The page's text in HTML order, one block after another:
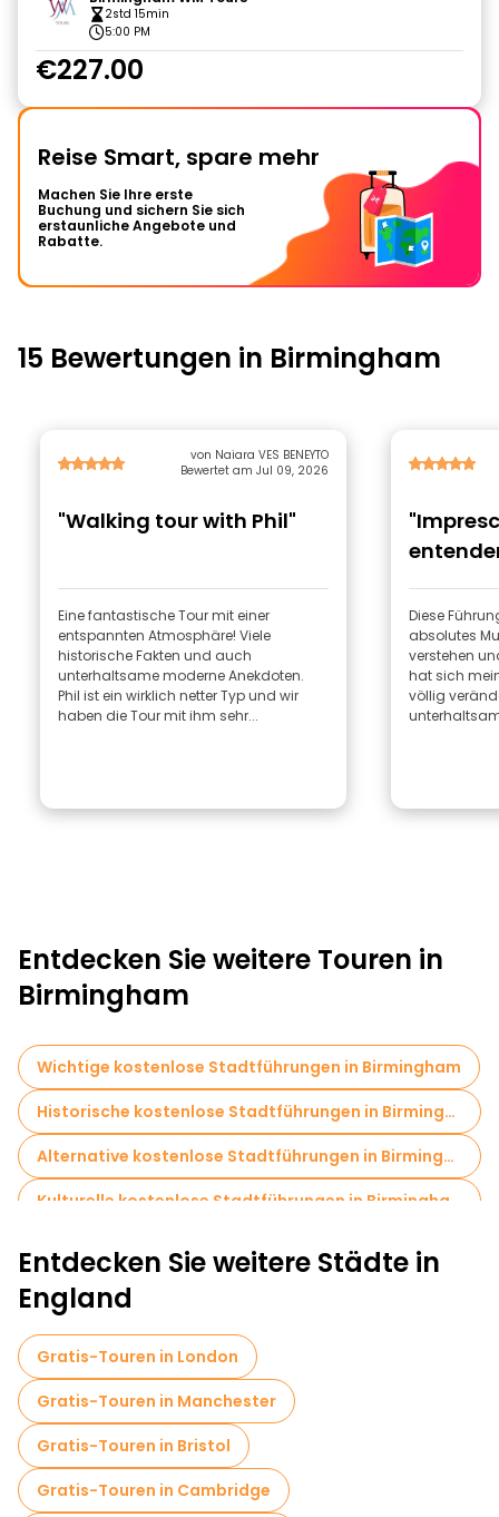
2std 15min
5:00 PM
€227.00
Reise Smart, spare mehr
Machen Sie Ihre erste
Buchung und sichern Sie sich
erstaunliche Angebote und
Rabatte.
15 Bewertungen in Birmingham
von Naiara VES BENEYTO
Bewertet am Jul 09, 2026
"Walking tour with Phil"
Eine fantastische Tour mit einer
entspannten Atmosphäre! Viele
historische Fakten und auch
unterhaltsame moderne Anekdoten.
Phil ist ein wirklich netter Typ und wir
haben die Tour mit ihm sehr...
Diese
absolutes
verstehen
hat sich
völlig
Entdecken Sie weitere Touren in
Birmingham
Wichtige kostenlose Stadtführungen in Birmingham
Historische kostenlose Stadtführungen in Birmingham
Alternative kostenlose Stadtführungen in Birmingham
Kostenlose Rundgänge für Familien in Birmingham
Selbstgeführte Touren in Birmingham
Lokale Verkostungstouren in Birmingham
Kostenlose Führungen in der Nähe Victoria Square
Entdecken Sie weitere Städte in
England
Gratis-Touren in London
Gratis-Touren in Manchester
Gratis-Touren in Bristol
Gratis-Touren in Cambridge